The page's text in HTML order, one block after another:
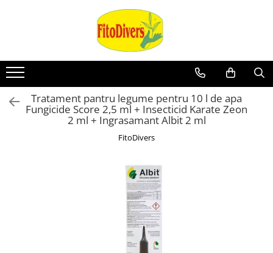
Tratament pantru legume pentru 10 l de apa
Fungicide Score 2,5 ml + Insecticid Karate Zeon
2 ml + Ingrasamant Albit 2 ml
FitoDivers